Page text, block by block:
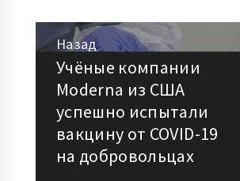
Навигация
по
записям
Назад
Предыдущая
запись:
Учёные компании
Moderna из США
успешно испытали
вакцину от COVID-19
на добровольцах